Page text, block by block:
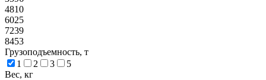
4810
6025
7239
8453
Грузоподъемность, т
1
2 3
5
Вес, кг